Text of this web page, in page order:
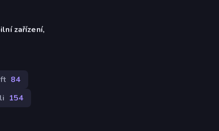
zařízení,
84
154